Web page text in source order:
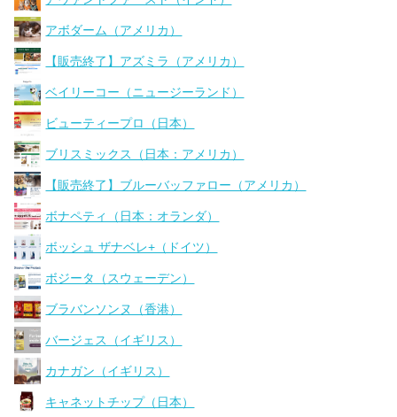
アボダーム（アメリカ）
【販売終了】アズミラ（アメリカ）
ベイリーコー（ニュージーランド）
ビューティープロ（日本）
ブリスミックス（日本：アメリカ）
【販売終了】ブルーバッファロー（アメリカ）
ボナペティ（日本：オランダ）
ボッシュ ザナベレ+（ドイツ）
ボジータ（スウェーデン）
ブラバンソンヌ（香港）
バージェス（イギリス）
カナガン（イギリス）
キャネットチップ（日本）